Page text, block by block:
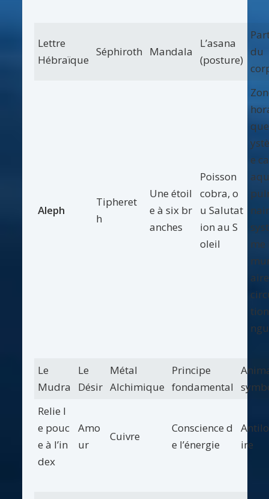
Lettre
Hébraïque
Séphiroth Mandala
L’asana
(posture)
du
Aleph
Tipheret
h
Une étoil
e à six br
anches
Poisson
cobra, o
u Salutat
ion au S
oleil
e
me
Le
Mudra
Le
Désir
Métal
Alchimique
Principe
fondamental
Relie l
e pouc
e à l’in
dex
Amo
ur
Cuivre
Conscience d
e l’énergie
ire